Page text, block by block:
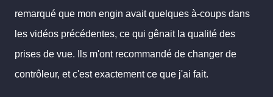
remarqué que mon engin avait quelques à-coups dans
les vidéos précédentes, ce qui gênait la qualité des
prises de vue. Ils m'ont recommandé de changer de
contrôleur, et c'est exactement ce que j'ai fait.